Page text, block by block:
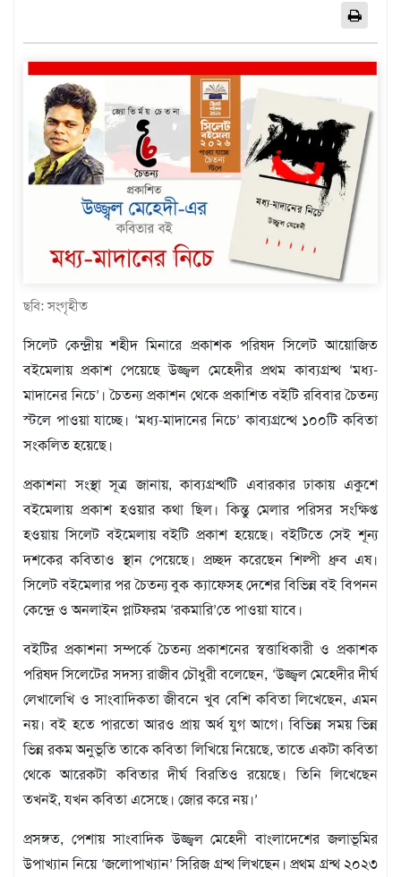
ইউরোপ
উত্তর
আমেরিকা
দক্ষিণ
আমেরিকা
ওশেনিয়া
এন্টারটিকা
বিনোদন
তথ্য
প্রযুক্তি
মতামত
শিল্প
সাহিত্য
আদালত
অর্থনীতি
স্বাস্থ্য
পর্যটন
লাইফস্টাইল
প্রবাস
শিক্ষা
ও
সংস্কৃতি
ধর্ম
গনমাধ্যম
সংবাদ
চাকুরী
আবহাওয়া
ছবি: সংগৃহীত
সিলেট কেন্দ্রীয় শহীদ মিনারে প্রকাশক পরিষদ সিলেট আয়োজিত
বইমেলায় প্রকাশ পেয়েছে উজ্জ্বল মেহেদীর প্রথম কাব্যগ্রন্থ ‘মধ্য-
মাদানের নিচে’। চৈতন্য প্রকাশন থেকে প্রকাশিত বইটি রবিবার চৈতন্য
স্টলে পাওয়া যাচ্ছে। ‘মধ্য-মাদানের নিচে’ কাব্যগ্রন্থে ১০০টি কবিতা
সংকলিত হয়েছে।
প্রকাশনা সংস্থা সূত্র জানায়, কাব্যগ্রন্থটি এবারকার ঢাকায় একুশে
বইমেলায় প্রকাশ হওয়ার কথা ছিল। কিন্তু মেলার পরিসর সংক্ষিপ্ত
হওয়ায় সিলেট বইমেলায় বইটি প্রকাশ হয়েছে। বইটিতে সেই শূন্য
দশকের কবিতাও স্থান পেয়েছে। প্রচ্ছদ করেছেন শিল্পী ধ্রুব এষ।
সিলেট বইমেলার পর চৈতন্য বুক ক্যাফেসহ দেশের বিভিন্ন বই বিপনন
কেন্দ্রে ও অনলাইন প্লাটফরম ‘রকমারি’তে পাওয়া যাবে।
বইটির প্রকাশনা সম্পর্কে চৈতন্য প্রকাশনের স্বত্তাধিকারী ও প্রকাশক
পরিষদ সিলেটের সদস্য রাজীব চৌধুরী বলেছেন, ‘উজ্জ্বল মেহেদীর দীর্ঘ
লেখালেখি ও সাংবাদিকতা জীবনে খুব বেশি কবিতা লিখেছেন, এমন
নয়। বই হতে পারতো আরও প্রায় অর্ধ যুগ আগে। বিভিন্ন সময় ভিন্ন
ভিন্ন রকম অনুভূতি তাকে কবিতা লিখিয়ে নিয়েছে, তাতে একটা কবিতা
থেকে আরেকটা কবিতার দীর্ঘ বিরতিও রয়েছে। তিনি লিখেছেন
তখনই, যখন কবিতা এসেছে। জোর করে নয়।’
প্রসঙ্গত, পেশায় সাংবাদিক উজ্জ্বল মেহেদী বাংলাদেশের জলাভূমির
উপাখ্যান নিয়ে ‘জলোপাখ্যান’ সিরিজ গ্রন্থ লিখছেন। প্রথম গ্রন্থ ২০২৩